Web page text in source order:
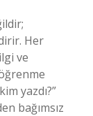
Her
ve
yazdı?”
bağımsız